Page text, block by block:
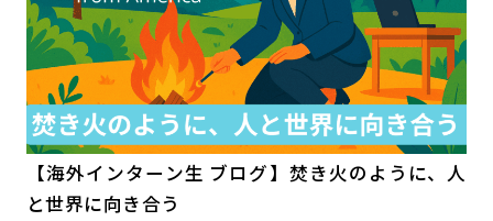
【海外インターン生 ブログ】焚き火のように、人
と世界に向き合う